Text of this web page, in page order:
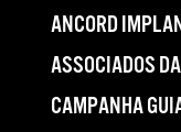
ANCORD
ASSOCIADOS
CAMPANHA